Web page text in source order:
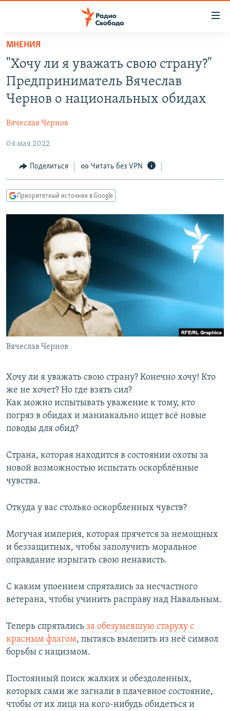
упрощенного
доступа
Вернуться
основному
Вернутся
навигации
Вернутся
поиску
ПРОГРАММЫ
ПОДКАСТЫ
АВТОРСКИЕ ПРОЕКТЫ
МНЕНИЯ
КУЛЬТУРА
IDEL.РЕАЛИИ
СЕВЕР.РЕАЛИИ
СИБИРЬ.РЕАЛИИ
РАСПИСАНИЕ ВЕЩАНИЯ
ПОДПИШИТЕСЬ НА РАССЫЛКУ
СОЦИАЛЬНЫЕ СЕТИ
МНЕНИЯ
"Хочу ли я уважать свою страну?"
Предприниматель Вячеслав
Чернов о национальных обидах
Вячеслав Чернов
04 мая 2022
Поделиться Читать без VPN
Приоритетный источник в Google
Вячеслав Чернов
Хочу ли я уважать свою страну? Конечно хочу! Кто
же не хочет? Но где взять сил?
Как можно испытывать уважение к тому, кто
погряз в обидах и маниакально ищет всё новые
поводы для обид?
Страна, которая находится в состоянии охоты за
новой возможностью испытать оскорблённые
чувства.
Откуда у вас столько оскорбленных чувств?
Могучая империя, которая прячется за немощных
и беззащитных, чтобы заполучить моральное
оправдание изрыгать свою ненависть.
С каким упоением спрятались за несчастного
ветерана, чтобы учинить расправу над Навальным.
Теперь спрятались за обезумевшую старуху с
красным флагом, пытаясь вылепить из неё символ
борьбы с нацизмом.
Постоянный поиск жалких и обездоленных,
которых сами же загнали в плачевное состояние,
чтобы от их лица на кого-нибудь обидеться и